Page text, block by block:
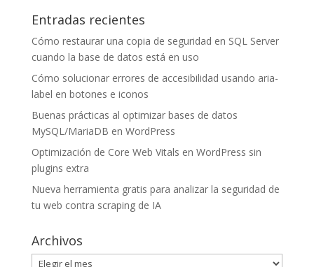
Entradas recientes
Cómo restaurar una copia de seguridad en SQL Server
cuando la base de datos está en uso
Cómo solucionar errores de accesibilidad usando aria-
label en botones e iconos
Buenas prácticas al optimizar bases de datos
MySQL/MariaDB en WordPress
Optimización de Core Web Vitals en WordPress sin
plugins extra
Nueva herramienta gratis para analizar la seguridad de
tu web contra scraping de IA
Archivos
Archivos